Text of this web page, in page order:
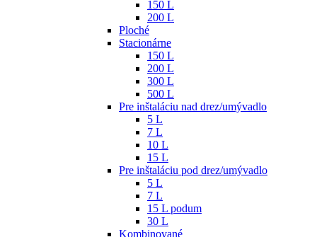
150 L
200 L
Ploché
Stacionárne
150 L
200 L
300 L
500 L
Pre inštaláciu nad drez/umývadlo
5 L
7 L
10 L
15 L
Pre inštaláciu pod drez/umývadlo
5 L
7 L
15 L podum
30 L
Kombinované